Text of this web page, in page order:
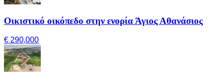
Οικιστικό οικόπεδο στην ενορία Άγιος Αθανάσιος
€ 290,000